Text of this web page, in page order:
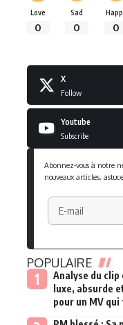
Love
0
Sad
0 0
X
Follow
Youtube
Subscribe
Abonnez-vous à notre
nouveaux articles,
POPULAIRE
Analyse du clip
luxe, absurde
pour un MV